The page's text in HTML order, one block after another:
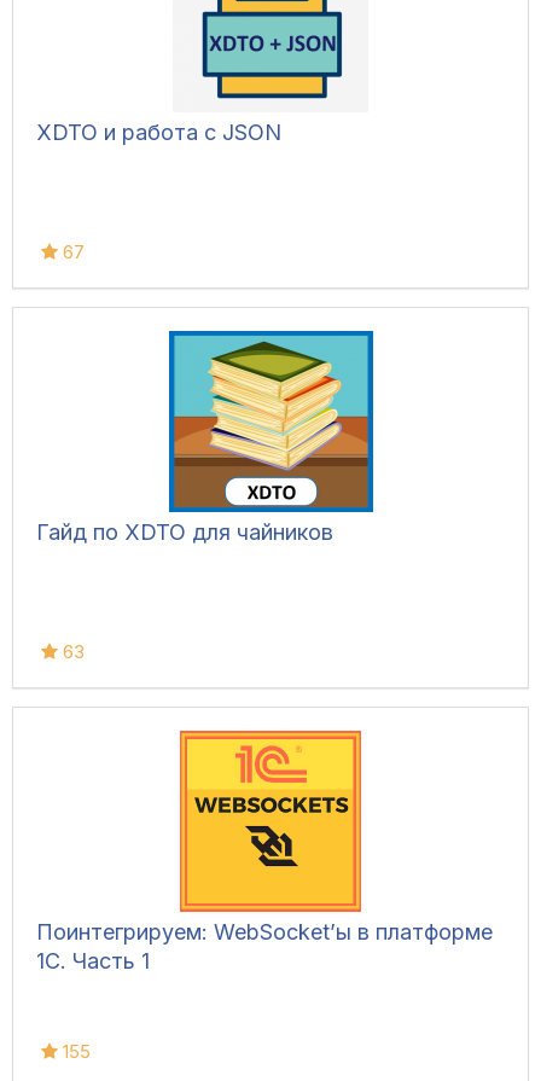
XDTO и работа с JSON
67
Гайд по XDTO для чайников
63
Поинтегрируем: WebSocket’ы в платформе
1С. Часть 1
155